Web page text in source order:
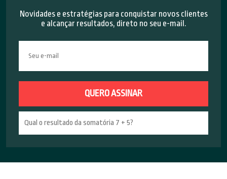
Novidades e estratégias para conquistar novos clientes
e alcançar resultados, direto no seu e-mail.